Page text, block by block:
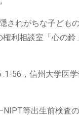
されがちな子ども
利相談室「心の鈴
56，信州大学医
等出生前検査